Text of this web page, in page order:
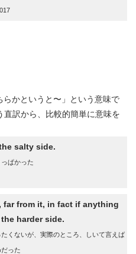
かというと〜」という意味で
訳から、比較的簡単に意味を
salty side.
ぱかった
far from it, in fact if anything
harder side.
くないが、実際のところ、しいて言えば
った